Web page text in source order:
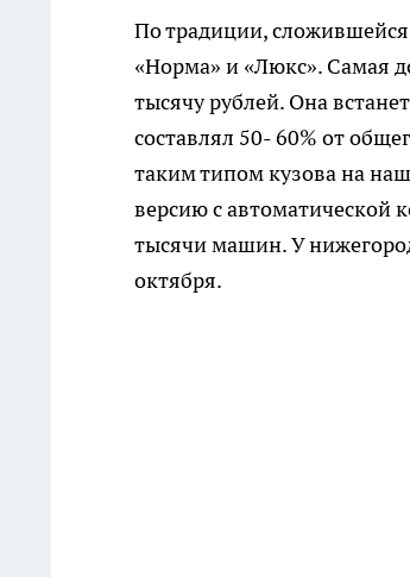
По традиции,
«Норма» и «Люкс». Самая
тысячу рублей. Она
составлял 50- 60% от
таким типом кузова на
версию с автоматической
тысячи машин. У
октября.